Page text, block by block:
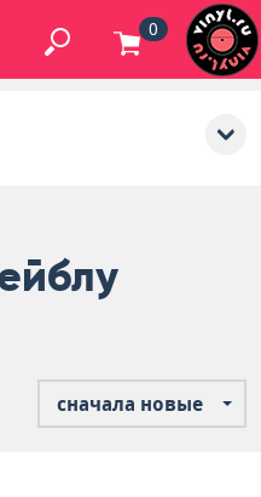
0
сначала новые